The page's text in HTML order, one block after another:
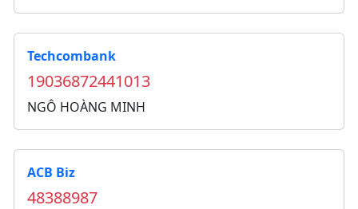
Techcombank
19036872441013
NGÔ HOÀNG MINH
ACB Biz
48388987